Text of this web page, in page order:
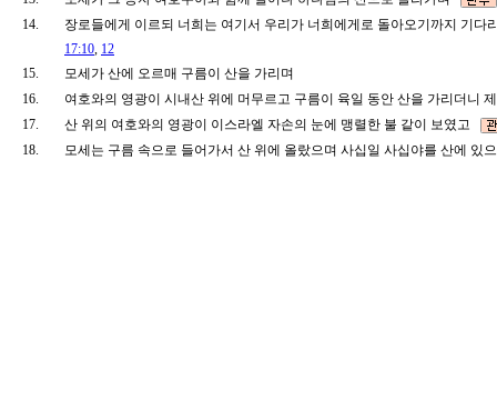
14.
장로들에게 이르되 너희는 여기서 우리가 너희에게로 돌아오기까지 기
17:10, 12
15.
모세가 산에 오르매 구름이 산을 가리며
16.
여호와의 영광이 시내산 위에 머무르고 구름이 육일 동안 산을 가리더니
17.
산 위의 여호와의 영광이 이스라엘 자손의 눈에 맹렬한 불 같이 보였고
18.
모세는 구름 속으로 들어가서 산 위에 올랐으며 사십일 사십야를 산에 있